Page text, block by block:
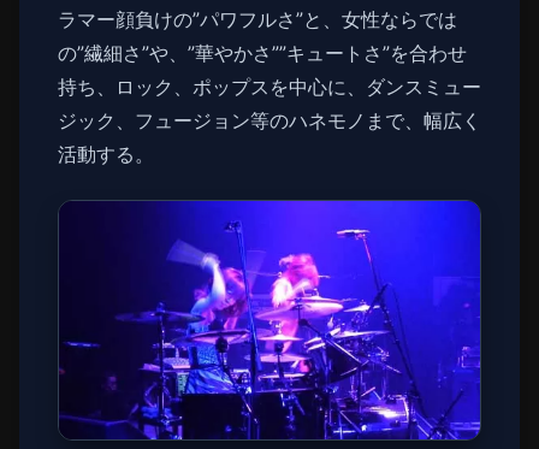
ラマー顔負けの”パワフルさ”と、女性ならでは
の”繊細さ”や、”華やかさ””キュートさ”を合わせ
持ち、ロック、ポップスを中心に、ダンスミュー
ジック、フュージョン等のハネモノまで、幅広く
活動する。